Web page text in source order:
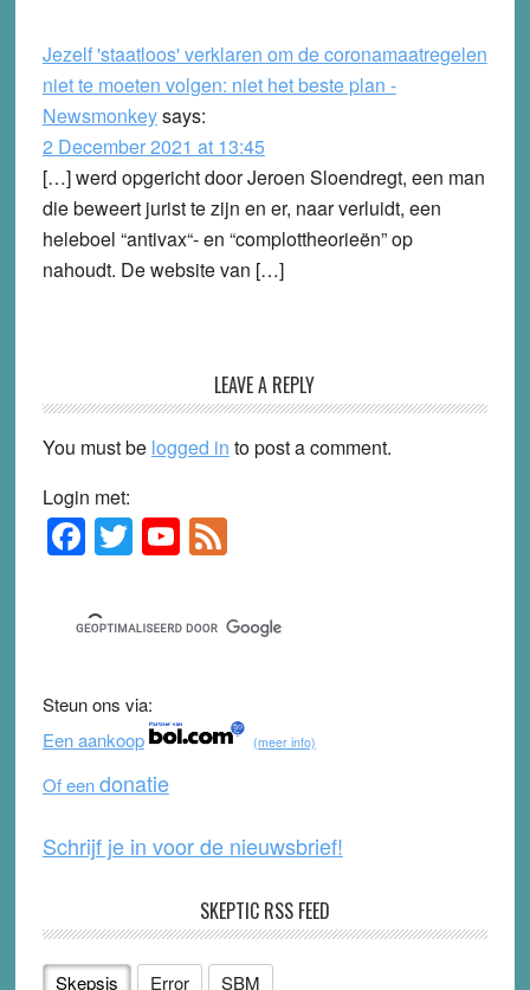
Jezelf 'staatloos' verklaren om de coronamaatregelen
niet te moeten volgen: niet het beste plan -
Newsmonkeysays:
2 December 2021 at 13:45
[…] werd opgericht door Jeroen Sloendregt, een man
die beweert jurist te zijn en er, naar verluidt, een
heleboel “antivax“- en “complottheorieën” op
nahoudt. De website van […]
LEAVE A REPLY
You must be logged in to post a comment.
Login met:
Primary
Sidebar
F
a
c
e
b
o
o
k
T
wi
tt
er
Y
o
u
T
b
e
F
e
d
Steun ons via:
Een aankoop
(meer info)
Of eendonatie
Schrijf je in voor de nieuwsbrief!
SKEPTIC RSS FEED
Skepsis Error SBM